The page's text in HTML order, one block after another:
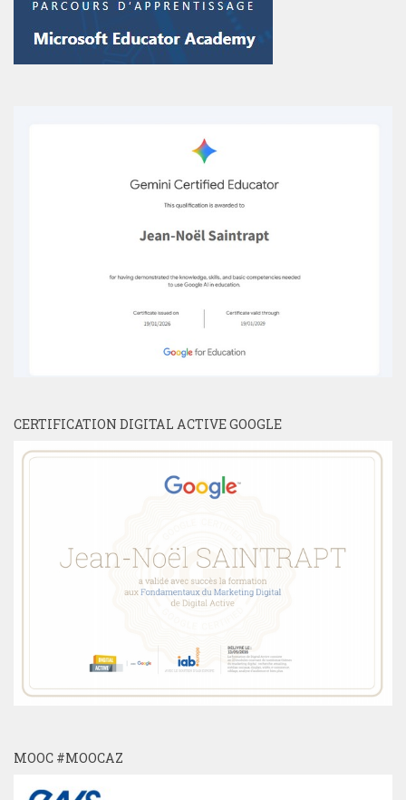
CERTIFICATION DIGITAL ACTIVE GOOGLE
MOOC #MOOCAZ